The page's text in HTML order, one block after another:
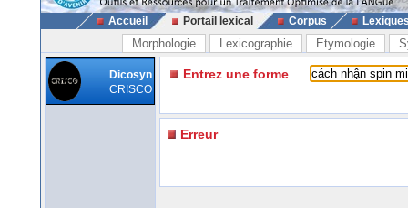
Accueil Portail lexical Corpus
Morphologie Lexicographie Etymologie
Dicosyn
CRISCO
Entrez une forme
Erreur